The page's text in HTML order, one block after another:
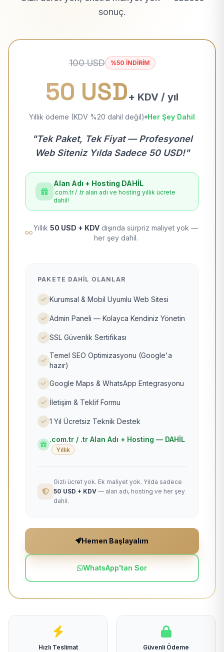
sonuç.
100 USD %50 İNDİRİM
50 USD+ KDV / yıl
Yıllık ödeme (KDV %20 dahil değil) Her Şey Dahil
"Tek Paket, Tek Fiyat — Profesyonel
Web Siteniz Yılda Sadece 50 USD!"
Alan Adı + Hosting DAHİL
.com.tr / .tr alan adı ve hosting yıllık ücrete
dahil!
Yıllık 50 USD + KDV dışında sürpriz maliyet yok —
her şey dahil.
PAKETE DAHIL OLANLAR
Kurumsal & Mobil Uyumlu Web Sitesi
Admin Paneli — Kolayca Kendiniz Yönetin
SSL Güvenlik Sertifikası
Temel SEO Optimizasyonu (Google'a
hazır)
Google Maps & WhatsApp Entegrasyonu
İletişim & Teklif Formu
1 Yıl Ücretsiz Teknik Destek
.com.tr / .tr Alan Adı + Hosting — DAHİL
Yıllık
Gizli ücret yok. Ek maliyet yok. Yılda sadece
50 USD + KDV — alan adı, hosting ve her şey
dahil.
Hemen Başlayalım
WhatsApp'tan Sor
Hızlı Teslimat
Güvenli Ödeme